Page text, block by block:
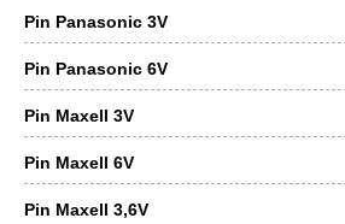
Pin Panasonic 3V
Pin Panasonic 6V
Pin Maxell 3V
Pin Maxell 6V
Pin Maxell 3,6V